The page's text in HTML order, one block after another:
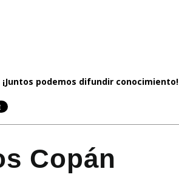
¡Juntos podemos difundir conocimiento!
Copán